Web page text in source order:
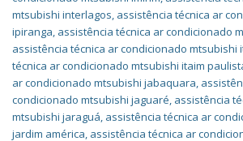
mtsubishi interlagos, assistência técnica ar
ipiranga, assistência técnica ar condicionado
assistência técnica ar condicionado mtsubishi
técnica ar condicionado mtsubishi itaim
ar condicionado mtsubishi jabaquara,
condicionado mtsubishi jaguaré, assistência
mtsubishi jaraguá, assistência técnica ar
jardim américa, assistência técnica ar